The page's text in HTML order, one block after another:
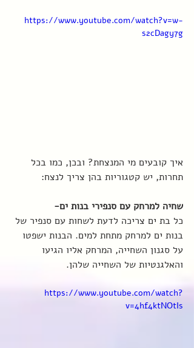
https://www.youtube.com/watch?v=w-
s2cDagy7g
איך קובעים מי המנצחת? ובכן, כמו בכל
תחרות, יש קטגוריות בהן צריך לנצח:
שחיה למרחק עם סנפירי בנות ים-
כל בת ים צריכה לדעת לשחות עם סנפיר של
בנות ים למרחק מתחת למים. הבנות ישפטו
על סגנון השחייה, המרחק אליו הגיעו
והאלגנטיות של השחייה שלהן.
https://www.youtube.com/watch?
v=4hf4ktNOtIs